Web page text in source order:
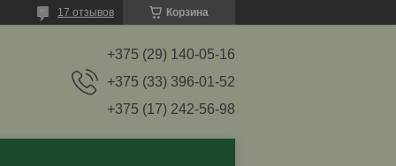
Корзина
17 отзывов
+375 (29) 140-05-16
+375 (33) 396-01-52
+375 (17) 242-56-98